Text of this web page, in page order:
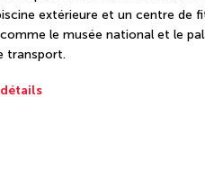
extérieure et un centre de
le musée national et le
transport.